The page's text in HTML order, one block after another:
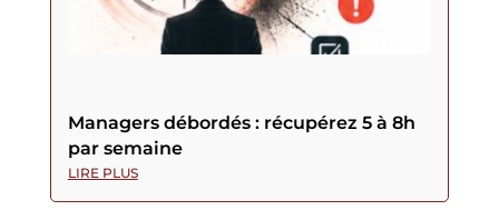
Managers débordés : récupérez 5 à 8h
par semaine
LIRE PLUS